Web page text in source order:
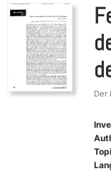
Der